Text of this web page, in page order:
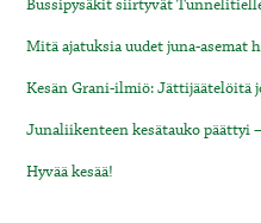
Bussipysäkit siirtyvät
Mitä ajatuksia uudet juna-asemat
Kesän Grani-ilmiö: Jättijäätelöitä
Junaliikenteen kesätauko
Hyvää kesää!